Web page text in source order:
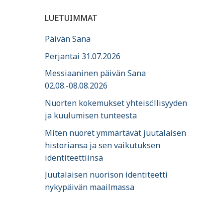
LUETUIMMAT
Päivän Sana
Perjantai 31.07.2026
Messiaaninen päivän Sana
02.08.-08.08.2026
Nuorten kokemukset yhteisöllisyyden
ja kuulumisen tunteesta
Miten nuoret ymmärtävät juutalaisen
historiansa ja sen vaikutuksen
identiteettiinsä
Juutalaisen nuorison identiteetti
nykypäivän maailmassa